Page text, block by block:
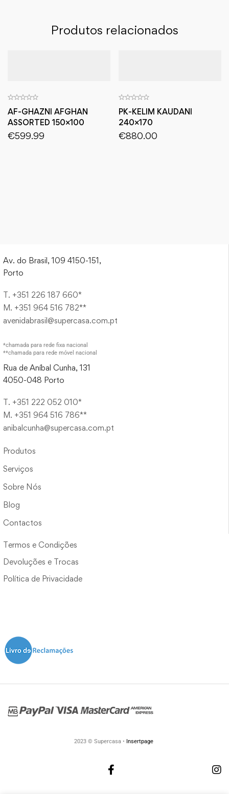
Produtos relacionados
AF-GHAZNI AFGHAN
ASSORTED 150×100
€599.99
PK-KELIM KAUDANI
240×170
€880.00
Av. do Brasil, 109 4150-151,
Porto
T. +351 226 187 660*
M. +351 964 516 782**
avenidabrasil@supercasa.com.pt
*chamada para rede fixa nacional
**chamada para rede móvel nacional
Rua de Aníbal Cunha, 131
4050-048 Porto
T. +351 222 052 010*
M. +351 964 516 786**
anibalcunha@supercasa.com.pt
Produtos
Serviços
Sobre Nós
Blog
Contactos
Termos e Condições
Devoluções e Trocas
Política de Privacidade
2023 © Supercasa • Insertpage